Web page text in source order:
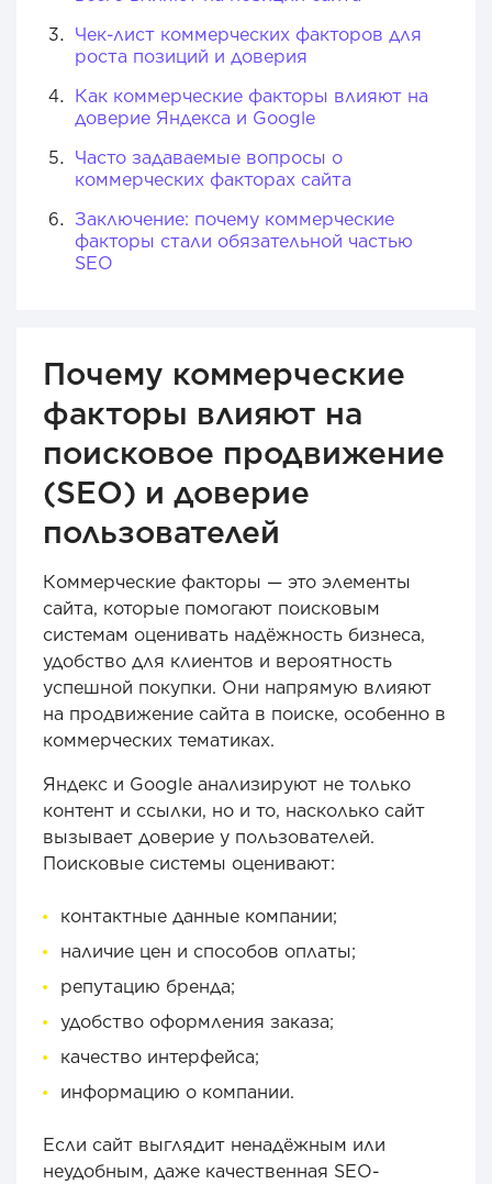
Чек-лист коммерческих факторов для
роста позиций и доверия
Как коммерческие факторы влияют на
доверие Яндекса и Google
Часто задаваемые вопросы о
коммерческих факторах сайта
Заключение: почему коммерческие
факторы стали обязательной частью
SEO
Почему коммерческие
факторы влияют на
поисковое продвижение
(SEO) и доверие
пользователей
Коммерческие факторы — это элементы
сайта, которые помогают поисковым
системам оценивать надёжность бизнеса,
удобство для клиентов и вероятность
успешной покупки. Они напрямую влияют
на продвижение сайта в поиске, особенно в
коммерческих тематиках.
Яндекс и Google анализируют не только
контент и ссылки, но и то, насколько сайт
вызывает доверие у пользователей.
Поисковые системы оценивают:
контактные данные компании;
наличие цен и способов оплаты;
репутацию бренда;
удобство оформления заказа;
качество интерфейса;
информацию о компании.
Если сайт выглядит ненадёжным или
неудобным, даже качественная SEO-